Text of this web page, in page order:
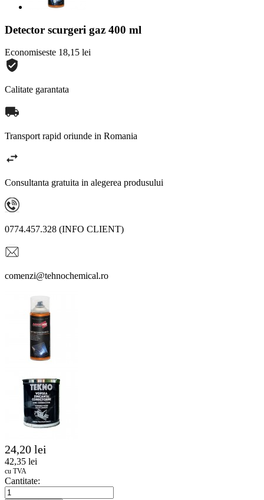
Detector scurgeri gaz 400 ml
Economiseste 18,15 lei
Calitate garantata
Transport rapid oriunde in Romania
Consultanta gratuita in alegerea produsului
0774.457.328 (INFO CLIENT)
comenzi@tehnochemical.ro
24,20 lei
42,35 lei
cu TVA
Cantitate: